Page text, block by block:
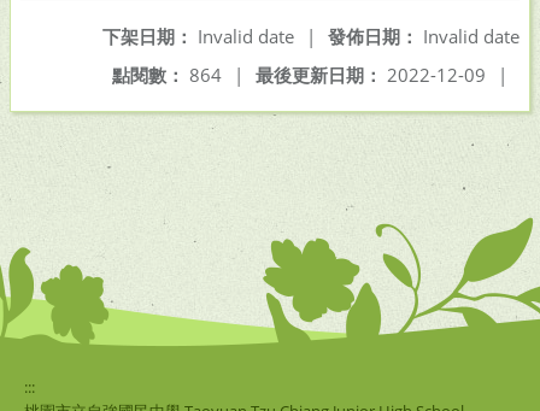
發佈日期： Invalid date
下架日期： Invalid date
|
最後更新日期： 2022-12-09 |
點閱數： 864 |
:::